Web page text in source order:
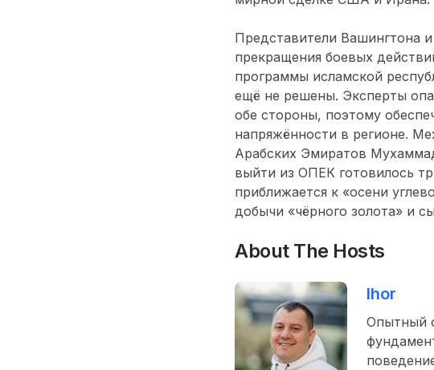
Представители Вашингтона и
прекращения боевых
программы исламской
ещё не решены. Эксперты
обе стороны, поэтому
напряжённости в регионе.
Арабских Эмиратов
выйти из ОПЕК готовилось
приближается к «осени
добычи «чёрного золота» и
About The Hosts
Ihor
Опытный